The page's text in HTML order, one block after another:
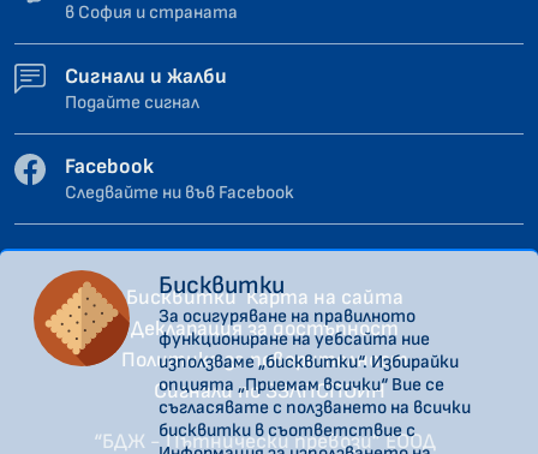
в София и страната
Сигнали и жалби
Подайте сигнал
Facebook
Следвайте ни във Facebook
Бисквитки Карта на сайта
Декларация за достъпност
Политика за поверителност
Сигнали по ЗЗЛПСПОИН
“БДЖ - Пътнически превози” ЕООД
Бисквитки
За осигуряване на правилното
функциониране на уебсайта ние
използваме „бисквитки“. Избирайки
опцията „Приемам всички“ Вие се
съгласявате с ползването на всички
бисквитки в съответствие с